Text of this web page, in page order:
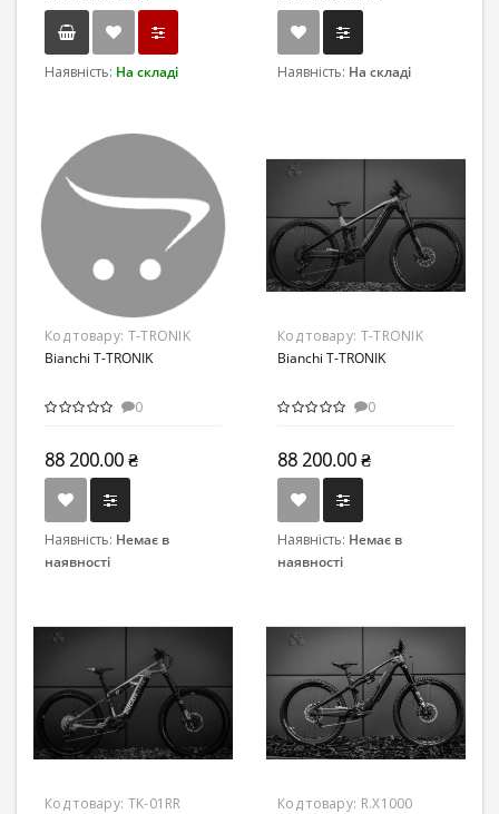
Наявність: На складі Наявність: На складі
Код товару: T-TRONIK
Bianchi T-TRONIK
0
88 200.00 ₴
Наявність: Немає в
наявності
Код товару: T-TRONIK
Bianchi T-TRONIK
0
88 200.00 ₴
Наявність: Немає в
наявності
Код товару: TK-01RR
Код товару: R.X1000